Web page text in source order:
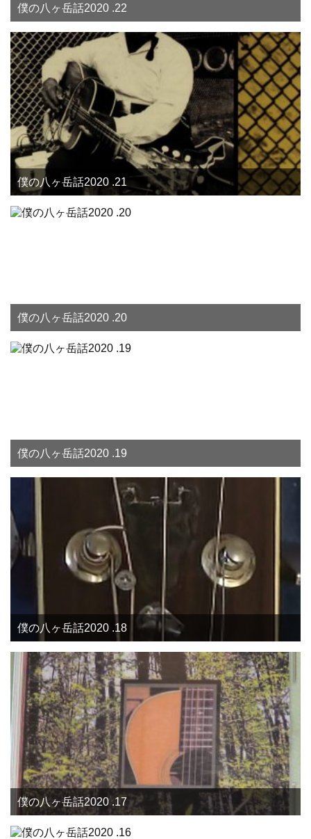
僕の八ヶ岳話2020 .22
僕の八ヶ岳話2020 .21
僕の八ヶ岳話2020 .20
僕の八ヶ岳話2020 .19
僕の八ヶ岳話2020 .18
僕の八ヶ岳話2020 .17